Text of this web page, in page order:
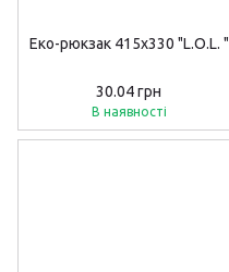
Еко-рюкзак 415х330 "L.O.L. "
30.04 грн
В наявності